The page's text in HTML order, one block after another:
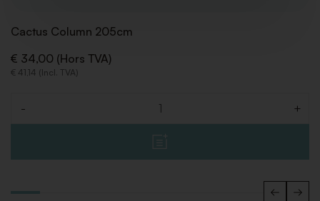
Cactus Column 205cm
€ 34,00 (Hors TVA)
€ 41,14 (Incl. TVA)
- +